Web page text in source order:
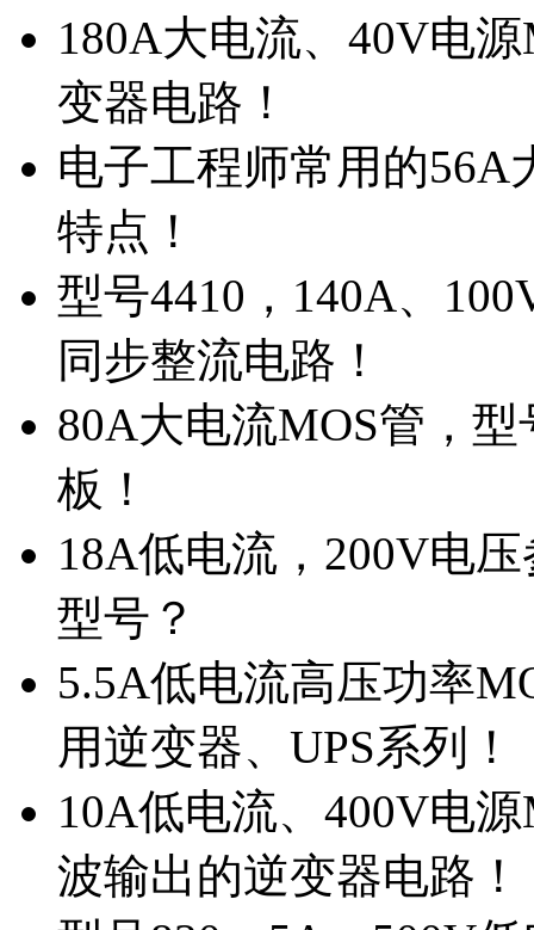
180A大电流、40V电
变器电路！
电子工程师常用的56A
特点！
型号4410，140A、
同步整流电路！
80A大电流MOS管，
板！
18A低电流，200V电
型号？
5.5A低电流高压功率
用逆变器、UPS系列！
10A低电流、400V电
波输出的逆变器电路！